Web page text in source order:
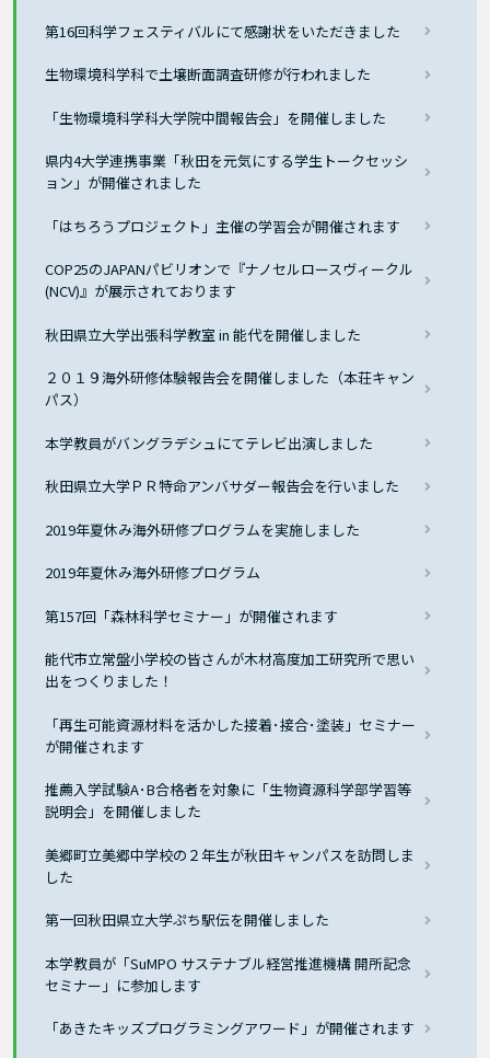
第16回科学フェスティバルにて感謝状をいただきました
生物環境科学科で土壌断面調査研修が行われました
「生物環境科学科大学院中間報告会」を開催しました
県内4大学連携事業「秋田を元気にする学生トークセッシ
ョン」が開催されました
「はちろうプロジェクト」主催の学習会が開催されます
COP25のJAPANパビリオンで『ナノセルロースヴィークル
(NCV)』が展示されております
秋田県立大学出張科学教室 in 能代を開催しました
２０１９海外研修体験報告会を開催しました（本荘キャン
パス）
本学教員がバングラデシュにてテレビ出演しました
秋田県立大学ＰＲ特命アンバサダー報告会を行いました
2019年夏休み海外研修プログラムを実施しました
2019年夏休み海外研修プログラム
第157回「森林科学セミナー」が開催されます
能代市立常盤小学校の皆さんが木材高度加工研究所で思い
出をつくりました！
「再生可能資源材料を活かした接着･接合･塗装」セミナー
が開催されます
推薦入学試験A･B合格者を対象に「生物資源科学部学習等
説明会」を開催しました
美郷町立美郷中学校の２年生が秋田キャンパスを訪問しま
した
第一回秋田県立大学ぷち駅伝を開催しました
本学教員が「SuMPO サステナブル経営推進機構 開所記念
セミナー」に参加します
「あきたキッズプログラミングアワード」が開催されます